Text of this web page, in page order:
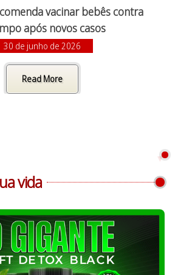
vacinar bebês contra
após novos casos
30 de junho de 2026
Read More
vida